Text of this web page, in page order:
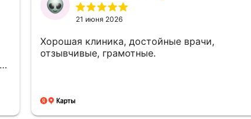
21 июня 2026
Хорошая клиника, достойные врачи,
отзывчивые, грамотные.